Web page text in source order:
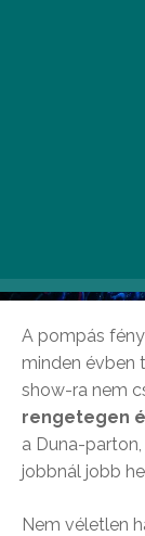
A pompás
minden évben
show-ra nem
rengetegen
a Duna-
jobbnál jobb
Nem véletlen